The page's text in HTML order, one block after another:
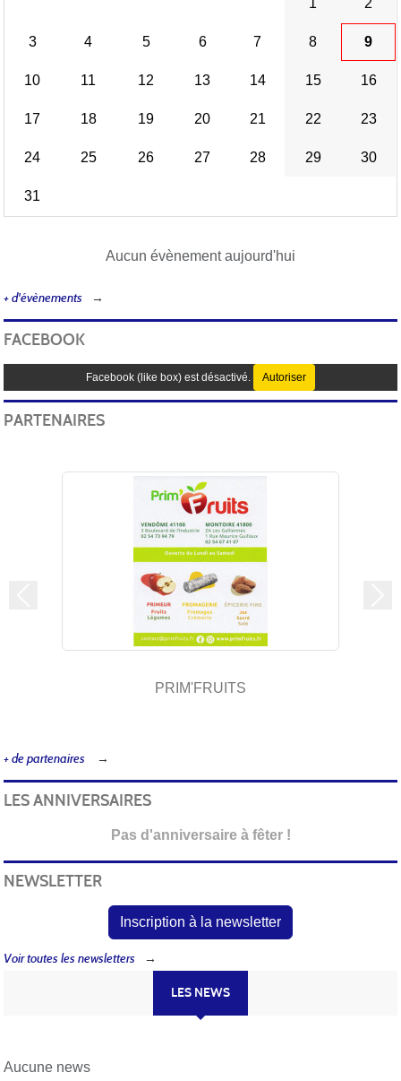
LES NEWS
Aucune news
3 4 5 6 7 8 9
10 11 12 13 14 15 16
17 18 19 20 21 22 23
24 25 26 27 28 29 30
31
Aucun évènement aujourd'hui
+ d'évènements
FACEBOOK
Facebook (like box) est désactivé. Autoriser
PARTENAIRES
PRIM'FRUITS
+ de partenaires
LES ANNIVERSAIRES
Pas d'anniversaire à fêter !
NEWSLETTER
Inscription à la newsletter
Voir toutes les newsletters